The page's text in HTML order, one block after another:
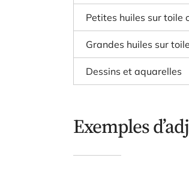
Petites huiles sur toile
Grandes huiles sur toile
Dessins et aquarelles
Exemples